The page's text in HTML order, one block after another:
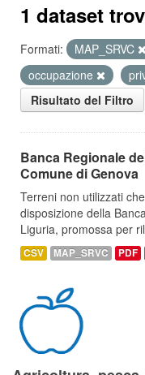
1 dataset
Formati: MAP_SRVC
occupazione
Risultato del Filtro
Banca Regionale
Comune di Genova
Terreni non utilizzati
disposizione della
Liguria, promossa per
CSV MAP_SRVC PDF